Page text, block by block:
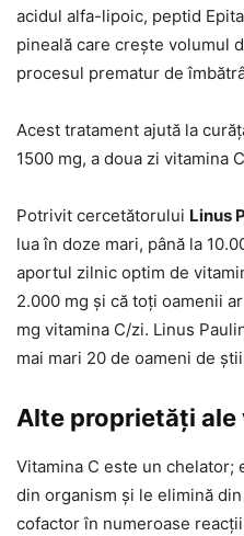
acidul alfa-lipoic, peptid
pineală care crește volumul
procesul prematur de
Acest tratament ajută la
1500 mg, a doua zi vitamina
Potrivit cercetătorului Linus
lua în doze mari, până la
aportul zilnic optim de
2.000 mg și că toți oamenii
mg vitamina C/zi. Linus
mai mari 20 de oameni de
Alte proprietăți ale
Vitamina C este un chelator;
din organism și le elimină
cofactor în numeroase